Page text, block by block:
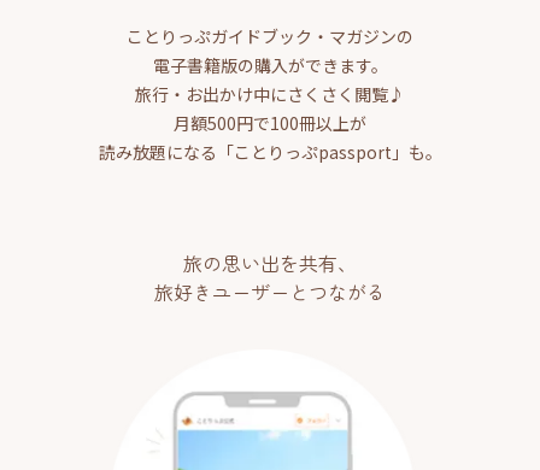
ことりっぷガイドブック・マガジンの
電子書籍版の購入ができます。
旅行・お出かけ中にさくさく閲覧♪
月額500円で100冊以上が
読み放題になる「ことりっぷpassport」も。
旅の思い出を共有、
旅好きユーザーとつながる